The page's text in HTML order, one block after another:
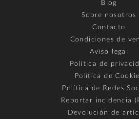
Blog
Sobre nosotros
Contacto
Condiciones de
Aviso legal
Política de
Política de
Política de Redes
Reportar incidencia
Devolución de